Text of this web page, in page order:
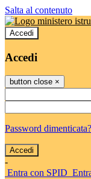
Salta al contenuto
Accedi
Accedi
button close ×
Password dimenticata?
-
Entra con SPID